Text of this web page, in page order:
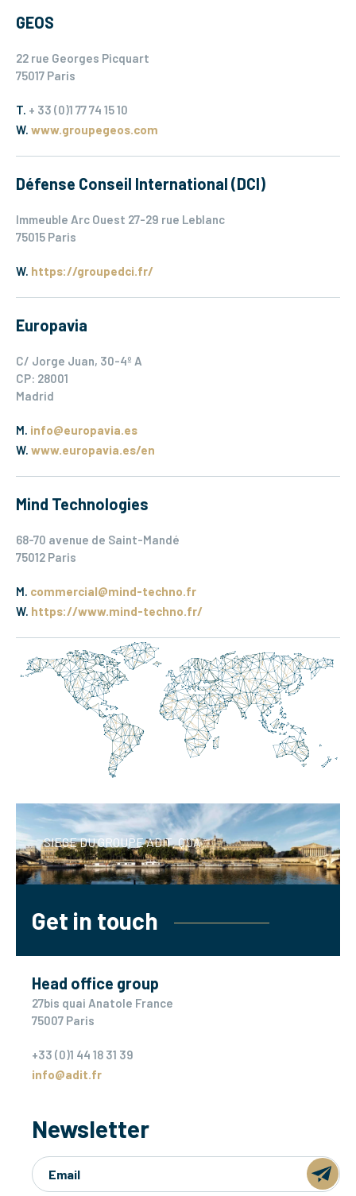
GEOS
22 rue Georges Picquart
75017 Paris
T. + 33 (0)1 77 74 15 10
W. www.groupegeos.com
Défense Conseil International (DCI)
Immeuble Arc Ouest 27-29 rue Leblanc
75015 Paris
W. https://groupedci.fr/
Europavia
C/ Jorge Juan, 30-4º A
CP: 28001
Madrid
M. info@europavia.es
W. www.europavia.es/en
Mind Technologies
68-70 avenue de Saint-Mandé
75012 Paris
M. commercial@mind-techno.fr
W. https://www.mind-techno.fr/
SIEGE DU GROUPE ADIT, QUAI A
Get in touch
Head office group
27bis quai Anatole France
75007 Paris
+33 (0)1 44 18 31 39
info@adit.fr
Newsletter